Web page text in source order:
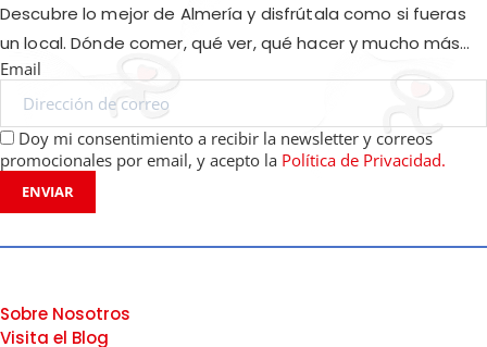
Descubre lo mejor de Almería y disfrútala como si fueras
un local. Dónde comer, qué ver, qué hacer y mucho más…
Email
Doy mi consentimiento a recibir la newsletter y correos
promocionales por email, y acepto la Política de Privacidad.
ENVIAR
Sobre Nosotros
Visita el Blog